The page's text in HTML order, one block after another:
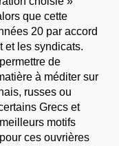
que cette
20 par accord
et les syndicats.
de
à méditer sur
russes ou
Grecs et
motifs
ces ouvrières